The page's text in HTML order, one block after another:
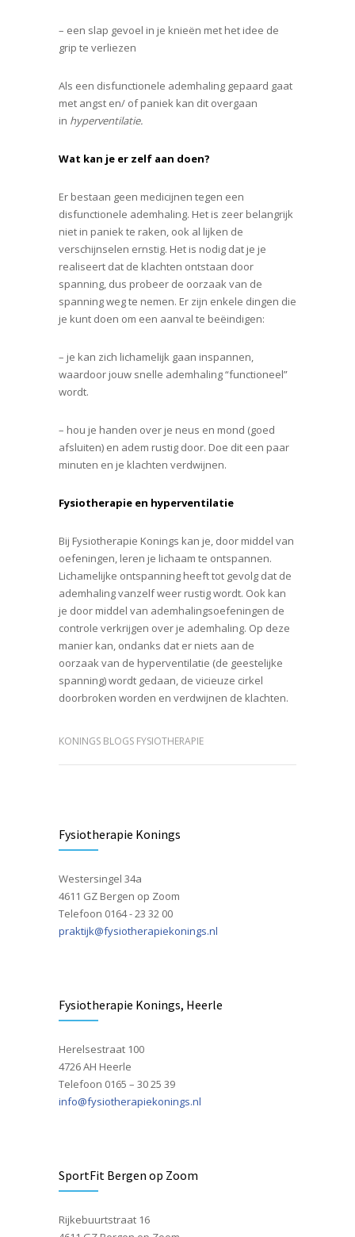
– een slap gevoel in je knieën met het idee de
grip te verliezen
Als een disfunctionele ademhaling gepaard gaat
met angst en/ of paniek kan dit overgaan
in hyperventilatie.
Wat kan je er zelf aan doen?
Er bestaan geen medicijnen tegen een
disfunctionele ademhaling. Het is zeer belangrijk
niet in paniek te raken, ook al lijken de
verschijnselen ernstig. Het is nodig dat je je
realiseert dat de klachten ontstaan door
spanning, dus probeer de oorzaak van de
spanning weg te nemen. Er zijn enkele dingen die
je kunt doen om een aanval te beëindigen:
– je kan zich lichamelijk gaan inspannen,
waardoor jouw snelle ademhaling “functioneel”
wordt.
– hou je handen over je neus en mond (goed
afsluiten) en adem rustig door. Doe dit een paar
minuten en je klachten verdwijnen.
Fysiotherapie en hyperventilatie
Bij Fysiotherapie Konings kan je, door middel van
oefeningen, leren je lichaam te ontspannen.
Lichamelijke ontspanning heeft tot gevolg dat de
ademhaling vanzelf weer rustig wordt. Ook kan
je door middel van ademhalingsoefeningen de
controle verkrijgen over je ademhaling. Op deze
manier kan, ondanks dat er niets aan de
oorzaak van de hyperventilatie (de geestelijke
spanning) wordt gedaan, de vicieuze cirkel
doorbroken worden en verdwijnen de klachten.
KONINGS BLOGS FYSIOTHERAPIE
Fysiotherapie Konings
Westersingel 34a
4611 GZ Bergen op Zoom
Telefoon 0164 - 23 32 00
praktijk@fysiotherapiekonings.nl
Fysiotherapie Konings, Heerle
Herelsestraat 100
4726 AH Heerle
Telefoon 0165 – 30 25 39
info@fysiotherapiekonings.nl
SportFit Bergen op Zoom
Rijkebuurtstraat 16